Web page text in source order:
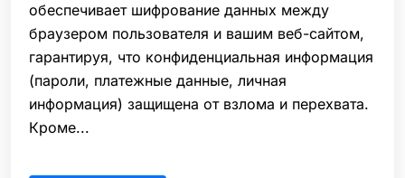
обеспечивает шифрование данных между
браузером пользователя и вашим веб-сайтом,
гарантируя, что конфиденциальная информация
(пароли, платежные данные, личная
информация) защищена от взлома и перехвата.
Кроме...